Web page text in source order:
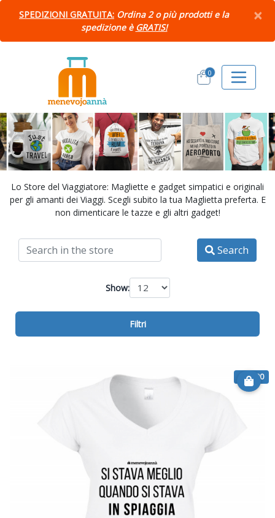
SPEDIZIONI GRATUITA: Ordina 2 o più prodotti e la
spedizione è GRATIS!
×
0
Lo Store del Viaggiatore: Magliette e gadget simpatici e originali
per gli amanti dei Viaggi. Scegli subito la tua Maglietta preferta. E
non dimenticare le tazze e gli altri gadget!
Search
€ 20.90
Show:
Filtri